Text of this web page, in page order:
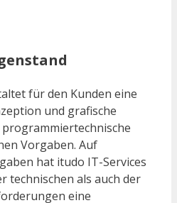
für den Kunden eine
und grafische
Vorgaben. Auf
hat itudo IT-Services
technischen als auch der
eine